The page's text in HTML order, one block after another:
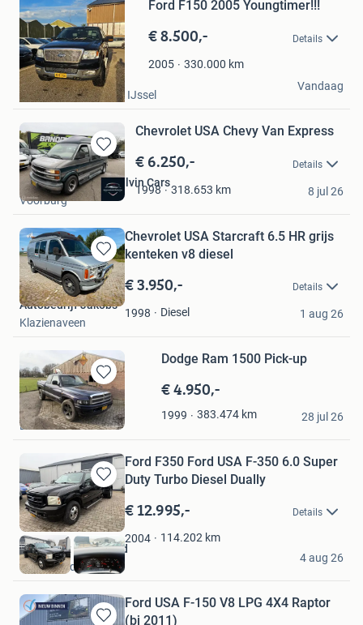
in
Mijn
Favorieten
Ford F150 2005 Youngtimer!!!
€ 8.500,- Details
2005 330.000 km
Jeta
Nieuwerkerk aan den IJssel
Vandaag
Bewaren
in
Mijn
Favorieten
Chevrolet USA Chevy Van Express
€ 6.250,- Details
1998 318.653 km
Autogroothandel Melvin Cars
Voorburg
8 jul 26
Bewaren
in
Mijn
Favorieten
Chevrolet USA Starcraft 6.5 HR grijs
kenteken v8 diesel
€ 3.950,- Details
1998 Diesel
Autobedrijf Jakobs
Klazienaveen
1 aug 26
Bewaren
in
Mijn
Favorieten
Dodge Ram 1500 Pick-up
€ 4.950,-
1999 383.474 km
Neutel Trading
De Krim
28 jul 26
Bewaren
in
Mijn
Favorieten
Ford F350 Ford USA F-350 6.0 Super
Duty Turbo Diesel Dually
€ 12.995,- Details
2004 114.202 km
AutoStunt Nederland
Ruinerwold
4 aug 26
Ford USA F-150 V8 LPG 4X4 Raptor
(bj 2011)